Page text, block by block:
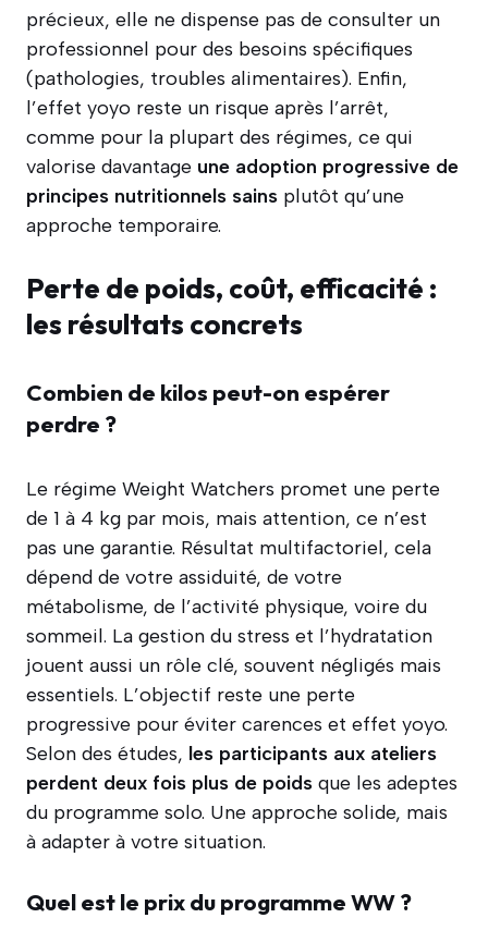
précieux, elle ne dispense pas de consulter un
professionnel pour des besoins spécifiques
(pathologies, troubles alimentaires). Enfin,
l’effet yoyo reste un risque après l’arrêt,
comme pour la plupart des régimes, ce qui
valorise davantage une adoption progressive de
principes nutritionnels sains plutôt qu’une
approche temporaire.
Perte de poids, coût, efficacité :
les résultats concrets
Combien de kilos peut-on espérer
perdre ?
Le régime Weight Watchers promet une perte
de 1 à 4 kg par mois, mais attention, ce n’est
pas une garantie. Résultat multifactoriel, cela
dépend de votre assiduité, de votre
métabolisme, de l’activité physique, voire du
sommeil. La gestion du stress et l’hydratation
jouent aussi un rôle clé, souvent négligés mais
essentiels. L’objectif reste une perte
progressive pour éviter carences et effet yoyo.
Selon des études, les participants aux ateliers
perdent deux fois plus de poids que les adeptes
du programme solo. Une approche solide, mais
à adapter à votre situation.
Quel est le prix du programme WW ?